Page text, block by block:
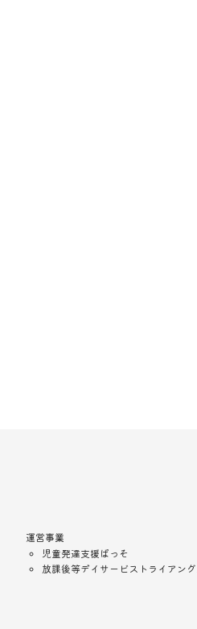
運営事業
児童発達支援ぱっそ
放課後等デイサービストライアン